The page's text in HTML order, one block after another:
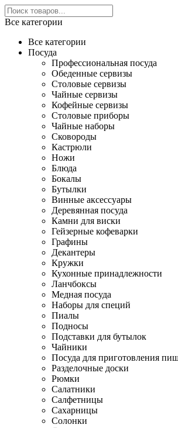
Все категории
Все категории
Посуда
Профессиональная посуда
Обеденные сервизы
Столовые сервизы
Чайные сервизы
Кофейные сервизы
Столовые приборы
Чайные наборы
Сковороды
Кастрюли
Ножи
Блюда
Бокалы
Бутылки
Винные аксессуары
Деревянная посуда
Камни для виски
Гейзерные кофеварки
Графины
Декантеры
Кружки
Кухонные принадлежности
Ланчбоксы
Медная посуда
Наборы для специй
Пиалы
Подносы
Подставки для бутылок
Чайники
Посуда для приготовления
Разделочные доски
Рюмки
Салатники
Салфетницы
Сахарницы
Солонки